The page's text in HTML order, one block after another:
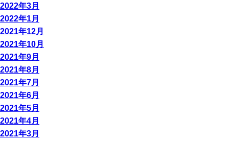
2022年3月
2022年1月
2021年12月
2021年10月
2021年9月
2021年8月
2021年7月
2021年6月
2021年5月
2021年4月
2021年3月